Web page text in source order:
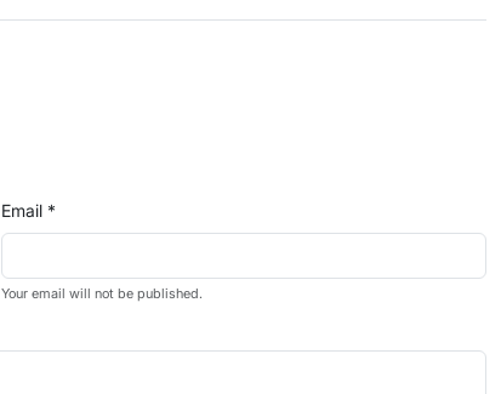
Email *
Your email will not be published.